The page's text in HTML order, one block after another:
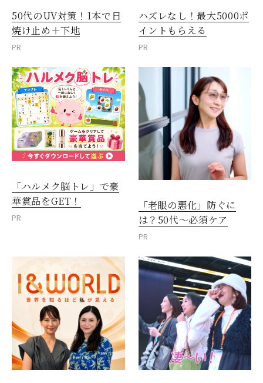
50代のUV対策！1本で日
焼け止め＋下地
PR
ハズレなし！最大5000ポ
イントもらえる
PR
「ハルメク脳トレ」で豪
華賞品をGET！
PR
「老眼の悪化」防ぐに
は？50代～必須ケア
PR